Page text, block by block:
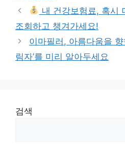
내 건강보험료, 혹시
조회하고 챙겨가세요!
이마필러, 아름다움을
림자’를 미리 알아두세요
검색